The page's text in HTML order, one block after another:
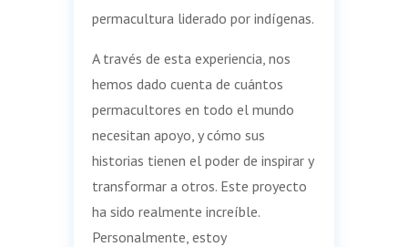
permacultura liderado por indígenas.
A través de esta experiencia, nos
hemos dado cuenta de cuántos
permacultores en todo el mundo
necesitan apoyo, y cómo sus
historias tienen el poder de inspirar y
transformar a otros. Este proyecto
ha sido realmente increíble.
Personalmente, estoy